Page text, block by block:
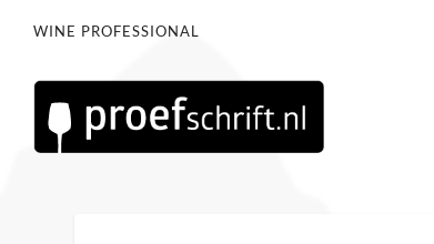
WINE PROFESSIONAL